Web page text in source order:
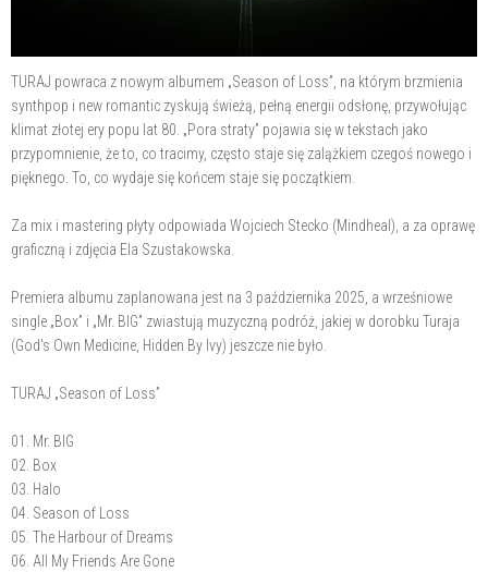
TURAJ powraca z nowym albumem „Season of Loss”, na którym brzmienia
synthpop i new romantic zyskują świeżą, pełną energii odsłonę, przywołując
klimat złotej ery popu lat 80. „Pora straty” pojawia się w tekstach jako
przypomnienie, że to, co tracimy, często staje się zalążkiem czegoś nowego i
pięknego. To, co wydaje się końcem staje się początkiem.
Za mix i mastering płyty odpowiada Wojciech Stecko (Mindheal), a za oprawę
graficzną i zdjęcia Ela Szustakowska.
Premiera albumu zaplanowana jest na 3 października 2025, a wrześniowe
single „Box” i „Mr. BIG” zwiastują muzyczną podróż, jakiej w dorobku Turaja
(God's Own Medicine, Hidden By Ivy) jeszcze nie było.
TURAJ „Season of Loss”
01. Mr. BIG
02. Box
03. Halo
04. Season of Loss
05. The Harbour of Dreams
06. All My Friends Are Gone